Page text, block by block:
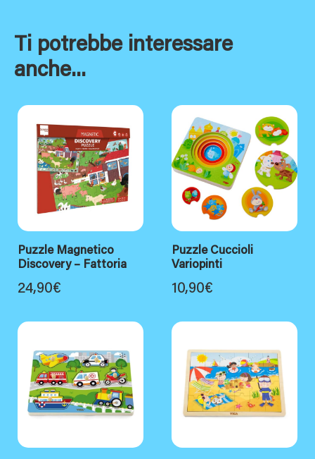
Ti potrebbe interessare
anche...
Puzzle Magnetico
Discovery – Fattoria
24,90€
Puzzle Cuccioli
Variopinti
10,90€